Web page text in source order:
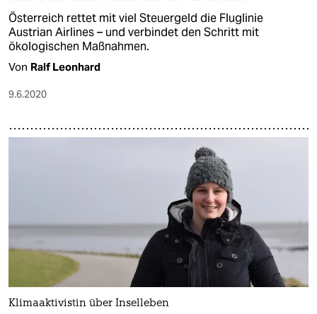
Österreich rettet mit viel Steuergeld die Fluglinie
Austrian Airlines – und verbindet den Schritt mit
ökologischen Maßnahmen.
Von Ralf Leonhard
9.6.2020
Klimaaktivistin über Inselleben